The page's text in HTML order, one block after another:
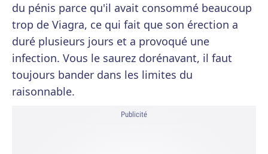
du pénis parce qu'il avait consommé beaucoup
trop de Viagra, ce qui fait que son érection a
duré plusieurs jours et a provoqué une
infection. Vous le saurez dorénavant, il faut
toujours bander dans les limites du
raisonnable.
Publicité